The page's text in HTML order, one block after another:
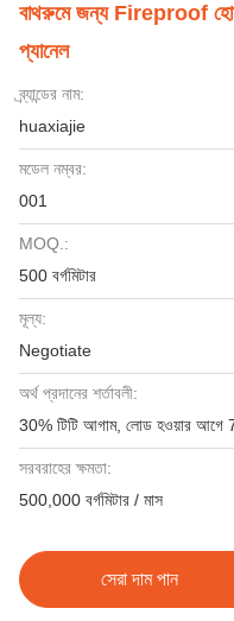
বাথরুমে জন্য Fireproof
প্যানেল
ব্র্যান্ডের নাম:
huaxiajie
মডেল নম্বর:
001
MOQ.:
500 বর্গমিটার
মূল্য:
Negotiate
অর্থ প্রদানের শর্তাবলী:
30% টিটি আগাম, লোড হওয়ার আগে
সরবরাহের ক্ষমতা:
500,000 বর্গমিটার / মাস
সেরা দাম পান